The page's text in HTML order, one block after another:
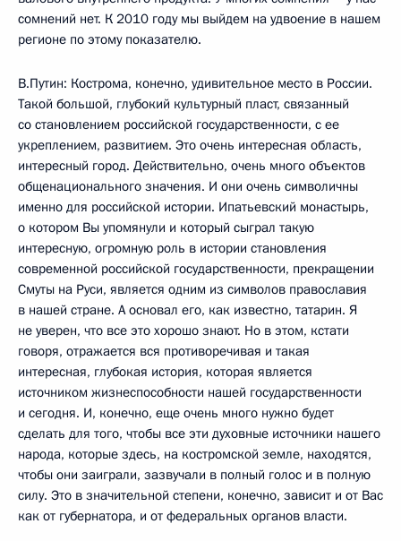
сомнений нет. К 2010 году мы выйдем на удвоение в нашем
регионе по этому показателю.
В.Путин: Кострома, конечно, удивительное место в России.
Такой большой, глубокий культурный пласт, связанный
со становлением российской государственности, с ее
укреплением, развитием. Это очень интересная область,
интересный город. Действительно, очень много объектов
общенационального значения. И они очень символичны
именно для российской истории. Ипатьевский монастырь,
о котором Вы упомянули и который сыграл такую
интересную, огромную роль в истории становления
современной российской государственности, прекращении
Смуты на Руси, является одним из символов православия
в нашей стране. А основал его, как известно, татарин. Я
не уверен, что все это хорошо знают. Но в этом, кстати
говоря, отражается вся противоречивая и такая
интересная, глубокая история, которая является
источником жизнеспособности нашей государственности
и сегодня. И, конечно, еще очень много нужно будет
сделать для того, чтобы все эти духовные источники нашего
народа, которые здесь, на костромской земле, находятся,
чтобы они заиграли, зазвучали в полный голос и в полную
силу. Это в значительной степени, конечно, зависит и от Вас
как от губернатора, и от федеральных органов власти.